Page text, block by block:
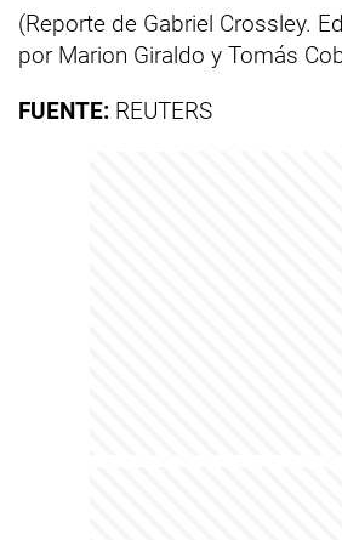
(Reporte de Gabriel Crossley.
por Marion Giraldo y Tomás
FUENTE: REUTERS